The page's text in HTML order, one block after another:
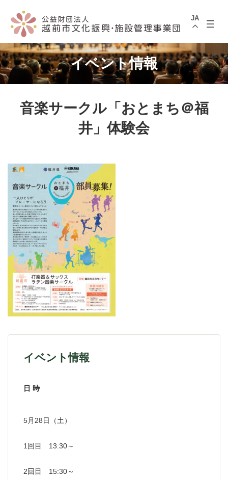
へ
ス
キ
ッ
プ
ョ
ン
に
移
動
JA
イベント情報
音楽サークル「おとまち＠福
井」体験会
イベント情報
日 時
5月28日（土）
1回目 13:30～
2回目 15:30～